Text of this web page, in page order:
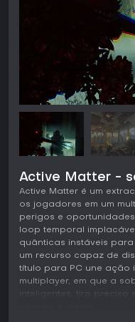
Active Matter -
Active Matter é um
os jogadores em um
perigos e
loop temporal
quânticas instáveis
um recurso capaz de
título para PC une ação
multiplayer, em que a
inteligentes, tiro preciso